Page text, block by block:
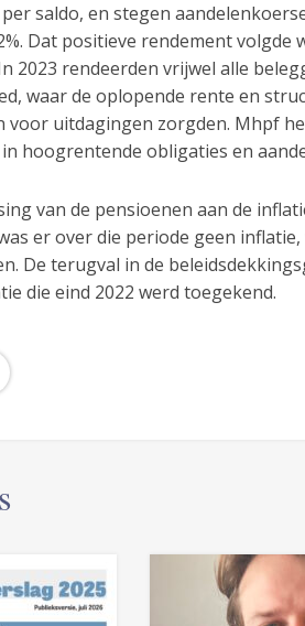
saldo, en stegen
Dat positieve rendement volgde
2023 rendeerden vrijwel alle
waar de oplopende rente en
uitdagingen zorgden. Mhpf
hoogrentende obligaties en
van de pensioenen aan de
er over die periode geen
De terugval in de
die eind 2022 werd toegekend.